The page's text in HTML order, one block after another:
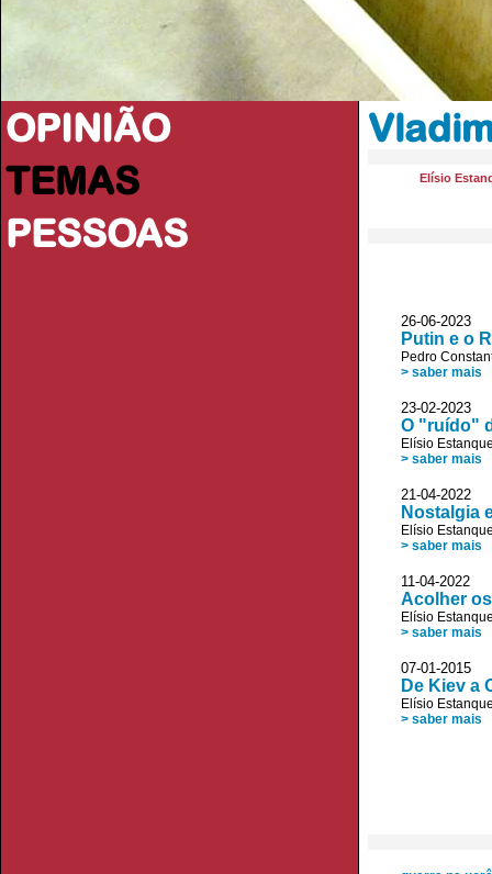
OPINIÃO
TEMAS
PESSOAS
Elísio
26-06-2023
Putin e o
Pedro
> saber mais
23-02-
O "ruído"
Elísio
> saber mais
21-04-
Nostalgia
Elísio
> saber mais
11-04-
Acolher
Elísio
> saber mais
07-01-
De Kiev a
Elísio
> saber mais